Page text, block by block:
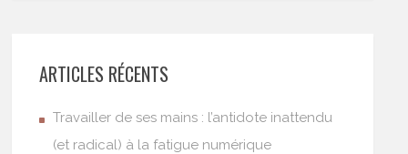
ARTICLES RÉCENTS
Travailler de ses mains : l’antidote inattendu
(et radical) à la fatigue numérique